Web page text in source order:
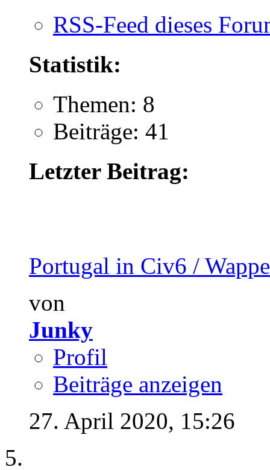
RSS-Feed dieses
Statistik:
Themen: 8
Beiträge: 41
Letzter Beitrag:
Portugal in Civ6 /
von
Junky
Profil
Beiträge anzeigen
27. April 2020, 15:26